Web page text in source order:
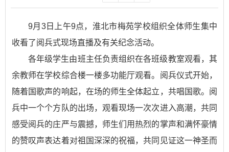
9月3日上午9点，淮北市梅苑学校组织全体师生集中
收看了阅兵式现场直播及有关纪念活动。
各年级学生由班主任负责组织在各班级教室观看，其
余教师在学校综合楼一楼多功能厅观看。阅兵仪式开始，
随着国歌声的响起，在场的师生全体起立，共唱国歌。阅
兵中一个个方队的出场，观看现场一次次进入高潮，共同
感受阅兵的庄严与震撼，师生们用热烈的掌声和满怀豪情
的赞叹声表达着对祖国深深的祝福，共同见证这一神圣而